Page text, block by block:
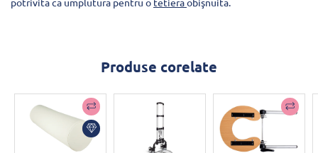
Produse corelate